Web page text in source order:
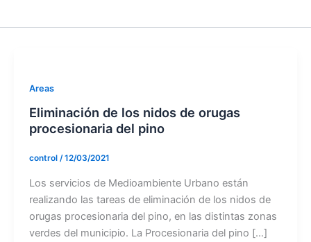
Areas
Eliminación de los nidos de orugas
procesionaria del pino
control /12/03/2021
Los servicios de Medioambiente Urbano están
realizando las tareas de eliminación de los nidos de
orugas procesionaria del pino, en las distintas zonas
verdes del municipio. La Procesionaria del pino […]